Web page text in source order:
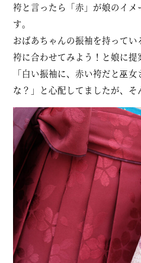
袴と言ったら「赤」が娘のイ
す。
おばあちゃんの振袖を持って
袴に合わせてみよう！と娘に提
「白い振袖に、赤い袴だと巫
な？」と心配してましたが、そ